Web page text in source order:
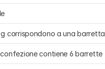
corrispondono a una barretta
contiene 6 barrette